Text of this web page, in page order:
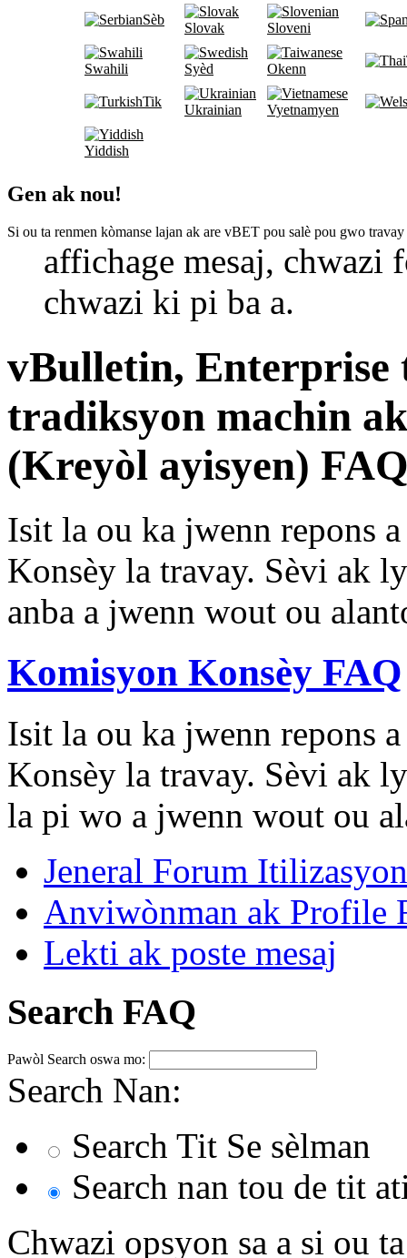
Sèb
Slovak Sloveni
Swahili Syèd Okenn
Tik
Ukrainian Vyetnamyen
Yiddish
Gen ak nou!
Si ou ta renmen kòmanse lajan ak are vBET pou salè pou gwo travay
affichage mesaj, chwazi
chwazi ki pi ba a.
vBulletin,
tradiksyon machin
(Kreyòl ayisyen)
Isit la ou ka jwenn repons
Konsèy la travay. Sèvi ak
anba a jwenn wout ou
Komisyon Konsèy FAQ
Isit la ou ka jwenn repons
Konsèy la travay. Sèvi ak
la pi wo a jwenn wout ou
Jeneral Forum Itilizasyon
Anviwònman ak Profile
Lekti ak poste mesaj
Search FAQ
Pawòl Search oswa mo:
Search Nan:
Search Tit Se sèlman
Search nan tou de tit
Chwazi opsyon sa a si ou